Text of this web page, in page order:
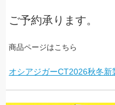
ご予約承ります。
商品ページはこちら
オシアジガーCT2026秋冬